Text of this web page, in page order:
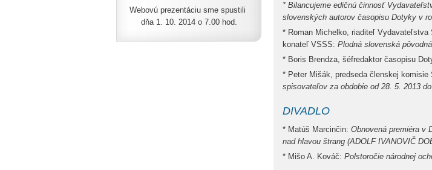
* Bilancujeme edičnú činnosť
slovenských autorov časopisu Dotyky v
* Roman Michelko, riaditeľ
konateľ VSSS: Plodná slovenská
* Boris Brendza, šéfredaktor časopisu
* Peter Mišák, predseda členskej komisie
spisovateľov za obdobie od 28. 5. 2013
DIVADLO
* Matúš Marcinčin: Obnovená premiéra v
nad hlavou štrang (ADOLF IVANOVIČ
* Mišo A. Kováč: Polstoročie národnej
Webovú prezentáciu sme spustili
dňa 1. 10. 2014 o 7.00 hod.